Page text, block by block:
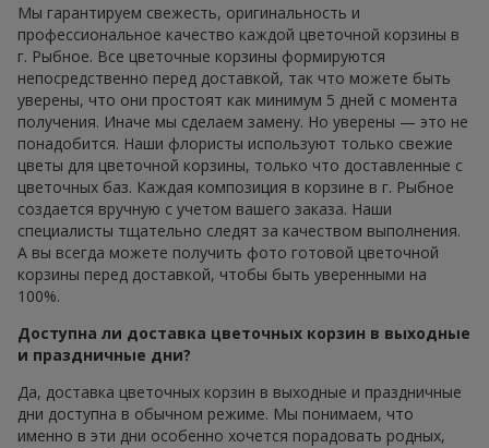
Мы гарантируем свежесть, оригинальность и
профессиональное качество каждой цветочной корзины в
г. Рыбное. Все цветочные корзины формируются
непосредственно перед доставкой, так что можете быть
уверены, что они простоят как минимум 5 дней с момента
получения. Иначе мы сделаем замену. Но уверены — это не
понадобится. Наши флористы используют только свежие
цветы для цветочной корзины, только что доставленные с
цветочных баз. Каждая композиция в корзине в г. Рыбное
создается вручную с учетом вашего заказа. Наши
специалисты тщательно следят за качеством выполнения.
А вы всегда можете получить фото готовой цветочной
корзины перед доставкой, чтобы быть уверенными на
100%.
Доступна ли доставка цветочных корзин в выходные
и праздничные дни?
Да, доставка цветочных корзин в выходные и праздничные
дни доступна в обычном режиме. Мы понимаем, что
именно в эти дни особенно хочется порадовать родных,